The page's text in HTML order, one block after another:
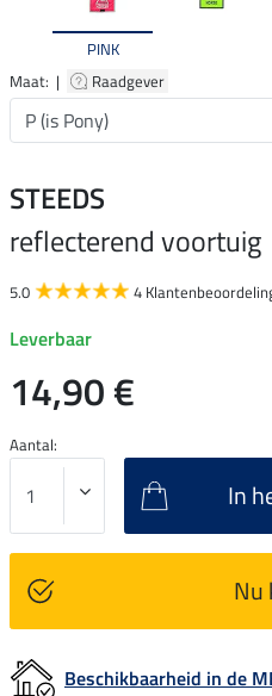
PINK
Maat: |
Raadgever
STEEDS
reflecterend voortuig
5.0 4
Leverbaar
14,90 €
Aantal:
In
Nu
Beschikbaarheid in de